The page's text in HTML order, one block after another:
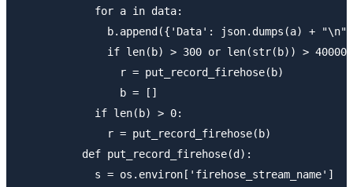
            for a in data:
b.append({'Data': json.dumps(a) +
if len(b) > 300 or len(str(b)) >
                r = put_record_firehose(b)
                b = []
            if len(b) > 0:
              r = put_record_firehose(b)
          def put_record_firehose(d):
            s = os.environ['firehose_stream_name']